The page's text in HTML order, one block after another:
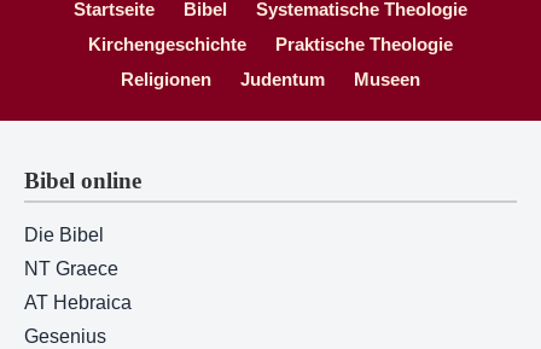
Startseite Bibel
Systematische Theologie
Kirchengeschichte
Praktische Theologie
Religionen
Judentum Museen
Bibel online
Die Bibel
NT Graece
AT Hebraica
Gesenius